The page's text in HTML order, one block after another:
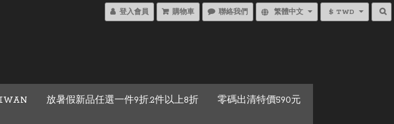
登入會員 購物車 聯絡我們 繁體中文 $ TWD
放暑假新品任選一件9折.2件以上8折 零碼出清特價590元